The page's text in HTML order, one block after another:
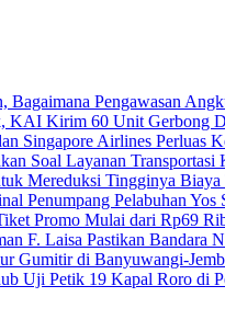
Bagaimana Pengawasan
KAI Kirim 60 Unit Gerbong
Singapore Airlines Perluas
Soal Layanan
Mereduksi Tingginya Biaya
Penumpang Pelabuhan Yos
Promo Mulai dari Rp69
F. Laisa Pastikan Bandara
Gumitir di Banyuwangi-
Uji Petik 19 Kapal Roro di